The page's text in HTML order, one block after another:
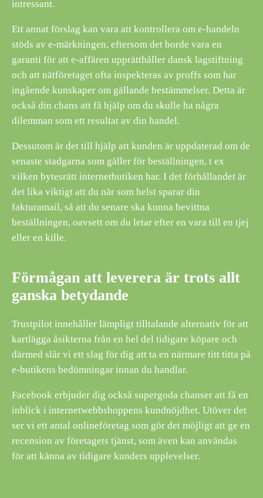
intressant.
Ett annat förslag kan vara att kontrollera om e-handeln
stöds av e-märkningen, eftersom det borde vara en
garanti för att e-affären upprätthåller dansk lagstiftning
och att nätföretaget ofta inspekteras av proffs som har
ingående kunskaper om gällande bestämmelser. Detta är
också din chans att få hjälp om du skulle ha några
dilemman som ett resultat av din handel.
Dessutom är det till hjälp att kunden är uppdaterad om de
senaste stadgarna som gäller för beställningen, t ex
vilken bytesrätt internetbutiken har. I det förhållandet är
det lika viktigt att du när som helst sparar din
fakturamail, så att du senare ska kunna bevittna
beställningen, oavsett om du letar efter en vara till en tjej
eller en kille.
Förmågan att leverera är trots allt
ganska betydande
Trustpilot innehåller lämpligt tilltalande alternativ för att
kartlägga åsikterna från en hel del tidigare köpare och
därmed slår vi ett slag för dig att ta en närmare titt titta på
e-butikens bedömningar innan du handlar.
Facebook erbjuder dig också supergoda chanser att få en
inblick i internetwebbshoppens kundnöjdhet. Utöver det
ser vi ett antal onlineföretag som gör det möjligt att ge en
recension av företagets tjänst, som även kan användas
för att känna av tidigare kunders upplevelser.